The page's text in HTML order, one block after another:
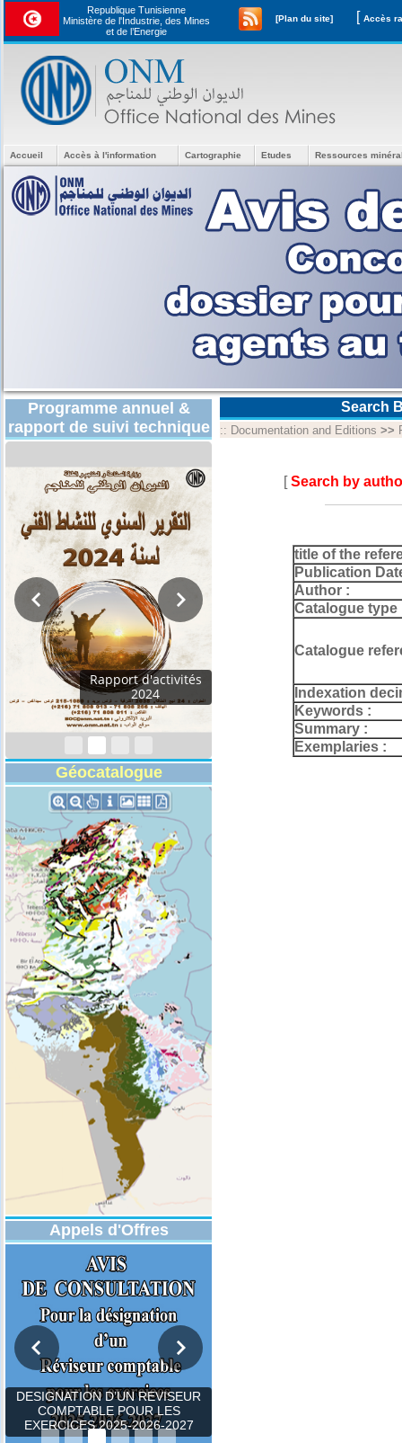
Republique Tunisienne
Ministère de l'Industrie, des Mines
et de l’Energie
[Plan du site] [
Accueil Accès à l'information Cartographie Etudes Ressources
Programme annuel &
rapport de suivi technique
Rapport d'activités
2024
Géocatalogue
Appels d'Offres
DESIGNATION D’UN REVISEUR
COMPTABLE POUR LES
EXERCICES 2025-2026-2027
Search
:: Documentation and Editions >>
[Search by
title of the
Publication
Author :
Catalogue type
Catalogue
Indexation
Keywords :
Summary :
Exemplaries :